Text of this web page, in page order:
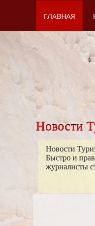
Новости
Новости
Быстро и
журналисты
ГЛАВНАЯ